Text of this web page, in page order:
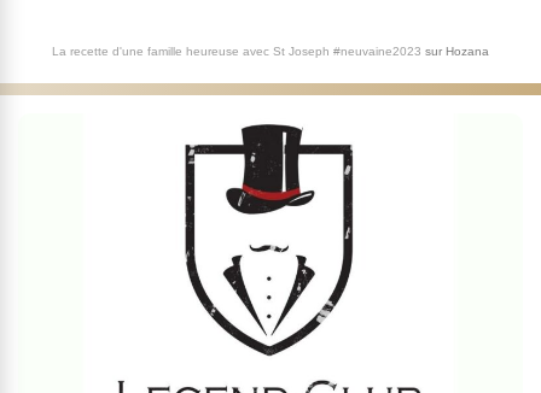
La recette d'une famille heureuse avec St Joseph #neuvaine2023 sur Hozana